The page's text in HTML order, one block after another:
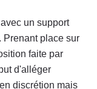
un support
Prenant place sur
faite par
d'alléger
discrétion mais